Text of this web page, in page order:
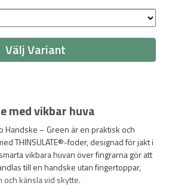
Välj Variant
med vikbar huva
Handske – Green är en praktisk och
THINSULATE®-foder, designad för jakt i
vikbara huvan över fingrarna gör att
till en handske utan fingertoppar,
känsla vid skytte.